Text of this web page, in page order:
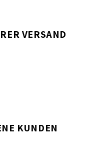
VERSAND
KUNDEN